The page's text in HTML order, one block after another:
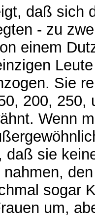
daß sich
- zu
einem
Sie
200, 250,
Wenn
daß sie
sogar
um,